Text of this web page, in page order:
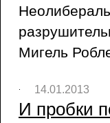
Мигель
14.01.2013
И пробки